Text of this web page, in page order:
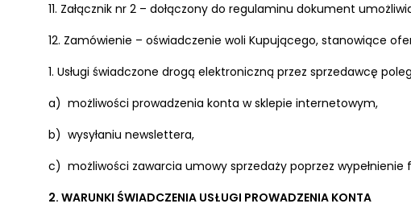
11. Załącznik nr 2 – dołączony do regulaminu dokument
12. Zamówienie – oświadczenie woli Kupującego, stanowiące
1. Usługi świadczone drogą elektroniczną przez sprzedawcę
a) możliwości prowadzenia konta w sklepie internetowym,
b) wysyłaniu newslettera,
c) możliwości zawarcia umowy sprzedaży poprzez wypełnienie
2. WARUNKI ŚWIADCZENIA USŁUGI PROWADZENIA KONTA